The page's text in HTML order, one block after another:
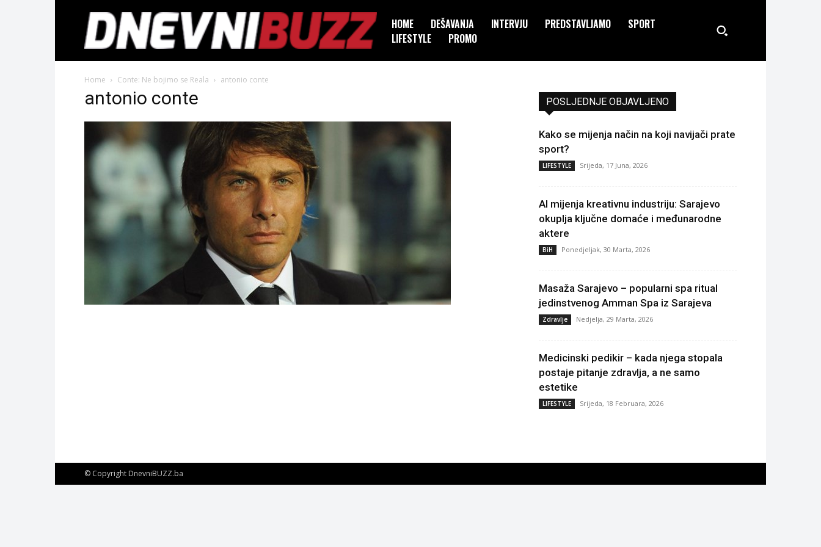
HOME DEŠAVANJA INTERVJU PREDSTAVLJAMO
SPORT
LIFESTYLE
PROMO
Home Conte: Ne bojimo se Reala antonio conte
antonio conte POSLJEDNJE OBJAVLJENO
Kako se mijenja način na koji navijači prate
sport?
LIFESTYLE Srijeda, 17 Juna, 2026
AI mijenja kreativnu industriju: Sarajevo
okuplja ključne domaće i međunarodne
aktere
BiH Ponedjeljak, 30 Marta, 2026
Masaža Sarajevo – popularni spa ritual
jedinstvenog Amman Spa iz Sarajeva
Zdravlje Nedjelja, 29 Marta, 2026
Medicinski pedikir – kada njega stopala
postaje pitanje zdravlja, a ne samo
estetike
LIFESTYLE Srijeda, 18 Februara, 2026
© Copyright DnevniBUZZ.ba